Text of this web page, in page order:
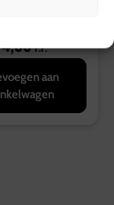
p.p.
aan